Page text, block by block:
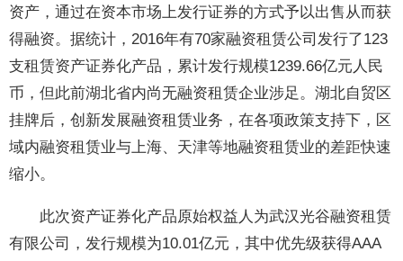
资产，通过在资本市场上发行证券的方式予以出售从而获
得融资。据统计，2016年有70家融资租赁公司发行了123
支租赁资产证券化产品，累计发行规模1239.66亿元人民
币，但此前湖北省内尚无融资租赁企业涉足。湖北自贸区
挂牌后，创新发展融资租赁业务，在各项政策支持下，区
域内融资租赁业与上海、天津等地融资租赁业的差距快速
缩小。
此次资产证券化产品原始权益人为武汉光谷融资租赁
有限公司，发行规模为10.01亿元，其中优先级获得AAA